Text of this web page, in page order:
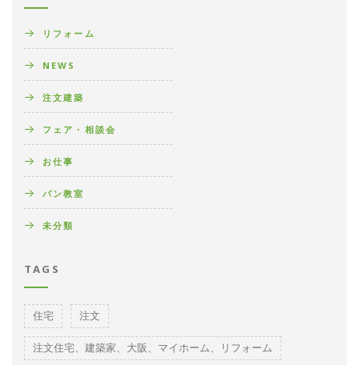
リフォーム
NEWS
注文建築
フェア・相談会
お仕事
パン教室
未分類
TAGS
住宅 注文
注文住宅、建築家、大阪、マイホーム、リフォーム